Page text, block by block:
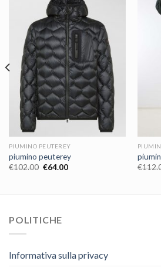
PIUMINO PEUTEREY
piumino peuterey
€102.00 €64.00
€
POLITICHE
Informativa sulla privacy